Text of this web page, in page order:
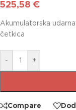
525,58 €
Akumulatorska
četkica
- +
Compare